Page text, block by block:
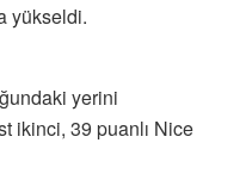
yükseldi.
yerini
ikinci, 39 puanlı Nice